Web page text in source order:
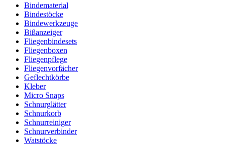
Bindematerial
Bindestöcke
Bindewerkzeuge
Bißanzeiger
Fliegenbindesets
Fliegenboxen
Fliegenpflege
Fliegenvorfächer
Geflechtkörbe
Kleber
Micro Snaps
Schnurglätter
Schnurkorb
Schnurreiniger
Schnurverbinder
Watstöcke